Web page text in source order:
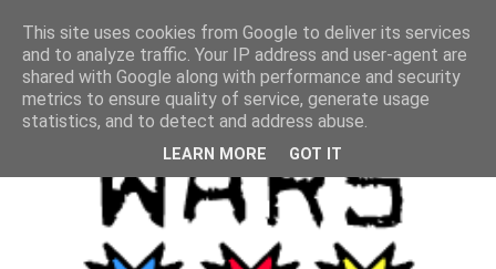
This site uses cookies from Google to deliver its services
and to analyze traffic. Your IP address and user-agent are
shared with Google along with performance and security
metrics to ensure quality of service, generate usage
statistics, and to detect and address abuse.
LEARN MORE GOT IT